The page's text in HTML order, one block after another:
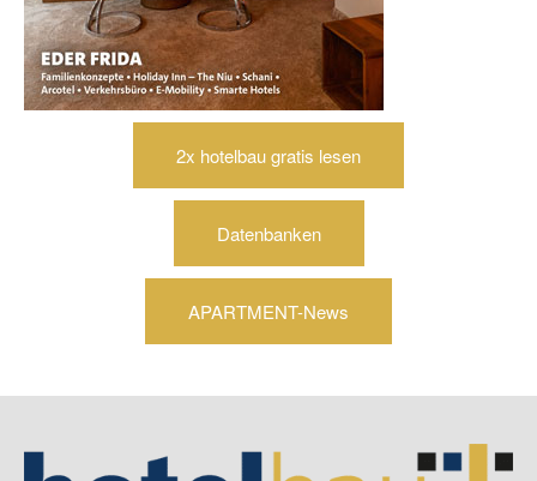
2x hotelbau gratis lesen
Datenbanken
APARTMENT-News